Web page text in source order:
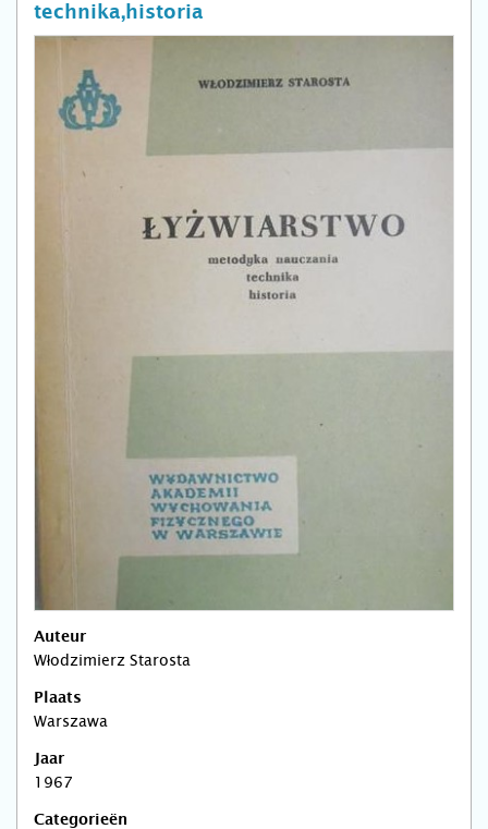
technika,historia
Auteur
Włodzimierz Starosta
Plaats
Warszawa
Jaar
1967
Categorieën